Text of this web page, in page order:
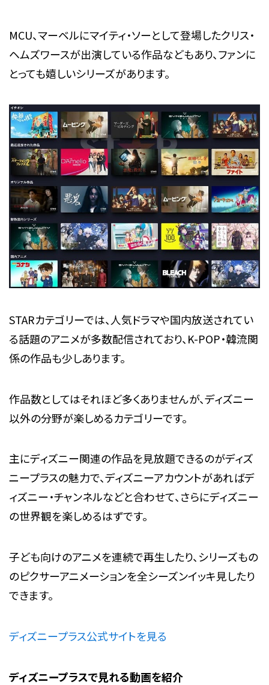
MCU、マーベルにマイティ・ソーとして登場したクリス・
ヘムズワースが出演している作品などもあり、ファンに
とっても嬉しいシリーズがあります。
STARカテゴリーでは、人気ドラマや国内放送されてい
る話題のアニメが多数配信されており、K-POP・韓流関
係の作品も少しあります。
作品数としてはそれほど多くありませんが、ディズニー
以外の分野が楽しめるカテゴリーです。
主にディズニー関連の作品を見放題できるのがディズ
ニープラスの魅力で、ディズニーアカウントがあればデ
ィズニー・チャンネルなどと合わせて、さらにディズニー
の世界観を楽しめるはずです。
子ども向けのアニメを連続で再生したり、シリーズもの
のピクサーアニメーションを全シーズンイッキ見したり
できます。
ディズニープラス公式サイトを見る
ディズニープラスで見れる動画を紹介